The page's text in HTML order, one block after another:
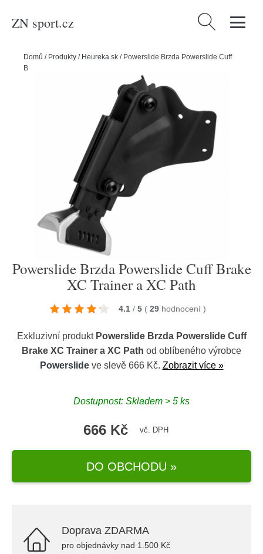
ZN sport.cz Vyhledávání
Domů / Produkty / Heureka.sk / Powerslide Brzda Powerslide Cuff
Brake XC Trainer a XC Path
Powerslide Brzda Powerslide Cuff Brake
XC Trainer a XC Path
4.1 / 5 ( 29 hodnocení )
Exkluzivní produkt Powerslide Brzda Powerslide Cuff
Brake XC Trainer a XC Path od oblíbeného výrobce
Powerslideve slevě 666 Kč. Zobrazit více »
Dostupnost: Skladem > 5 ks
666 Kč vč. DPH
DO OBCHODU »
Doprava ZDARMA
pro objednávky nad 1.500 Kč